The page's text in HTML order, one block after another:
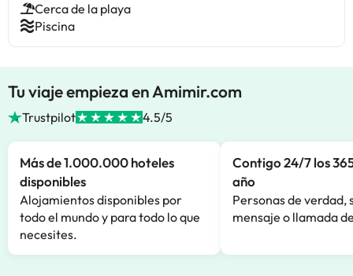
Cerca de la playa
Piscina
Tu viaje empieza en Amimir.com
Trustpilot 4.5/5
Más de 1.000.000 hoteles
disponibles
Alojamientos disponibles por
todo el mundo y para todo lo que
necesites.
Contigo 24/7 los
año
Personas de verdad,
mensaje o llamada